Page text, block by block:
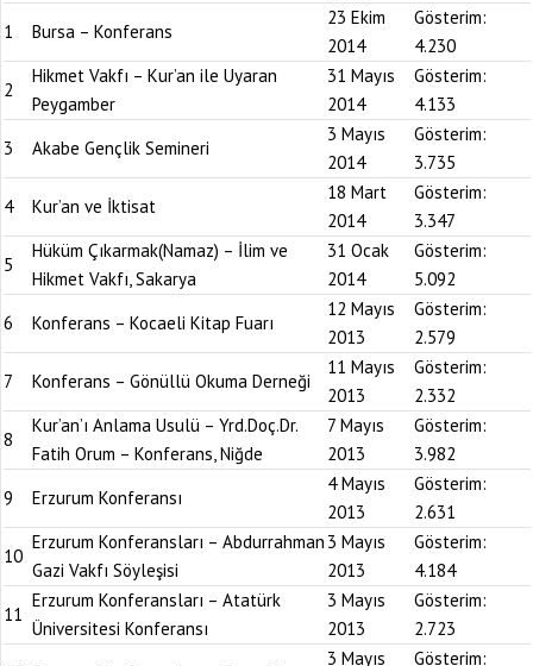
1 Bursa – Konferans
23 Ekim
2014
Gösterim:
4.230
2
Hikmet Vakfı – Kur’an ile Uyaran
Peygamber
31 Mayıs
2014
Gösterim:
4.133
3
Akabe Gençlik Semineri
3 Mayıs
2014
Gösterim:
3.735
4
Kur’an ve İktisat
18 Mart
2014
Gösterim:
3.347
5
Hüküm Çıkarmak(Namaz) – İlim ve
Hikmet Vakfı, Sakarya
31 Ocak
2014
Gösterim:
5.092
6
Konferans – Kocaeli Kitap Fuarı
12 Mayıs
2013
Gösterim:
2.579
7
Konferans – Gönüllü Okuma Derneği
11 Mayıs
2013
Gösterim:
2.332
8
Kur’an’ı Anlama Usulü – Yrd.Doç.Dr.
Fatih Orum – Konferans, Niğde
7 Mayıs
2013
Gösterim:
3.982
9
Erzurum Konferansı
4 Mayıs
2013
Gösterim:
2.631
10
Erzurum Konferansları – Abdurrahman
Gazi Vakfı Söyleşisi
3 Mayıs
2013
Gösterim:
4.184
11
Erzurum Konferansları – Atatürk
Üniversitesi Konferansı
3 Mayıs
2013
Gösterim:
2.723
3 Mayıs
Gösterim: